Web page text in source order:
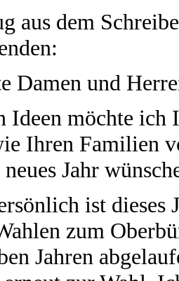
aus dem
Damen und
Ideen möchte ich
Ihren Familien
Jahr
ist dieses
zum
Jahren